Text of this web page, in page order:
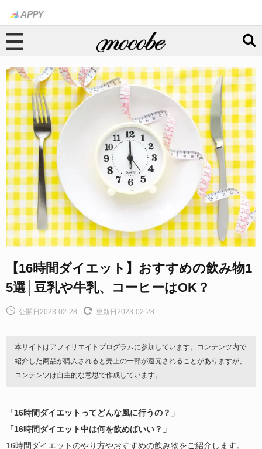
【16時間ダイエット】おすすめの飲み物1
5選│豆乳や牛乳、コーヒーはOK？
公開日2023-02-28 更新日2023-02-28
本サイトはアフィリエイトプログラムに参加しています。コンテンツ内で
紹介した商品が購入されると売上の一部が還元されることがありますが、
コンテンツは自主的な意思で作成しています。
「16時間ダイエットってどんな風に行うの？」
「16時間ダイエット中は何を飲めばいい？」
16時間ダイエットのやり方やおすすめの飲み物をご紹介します。